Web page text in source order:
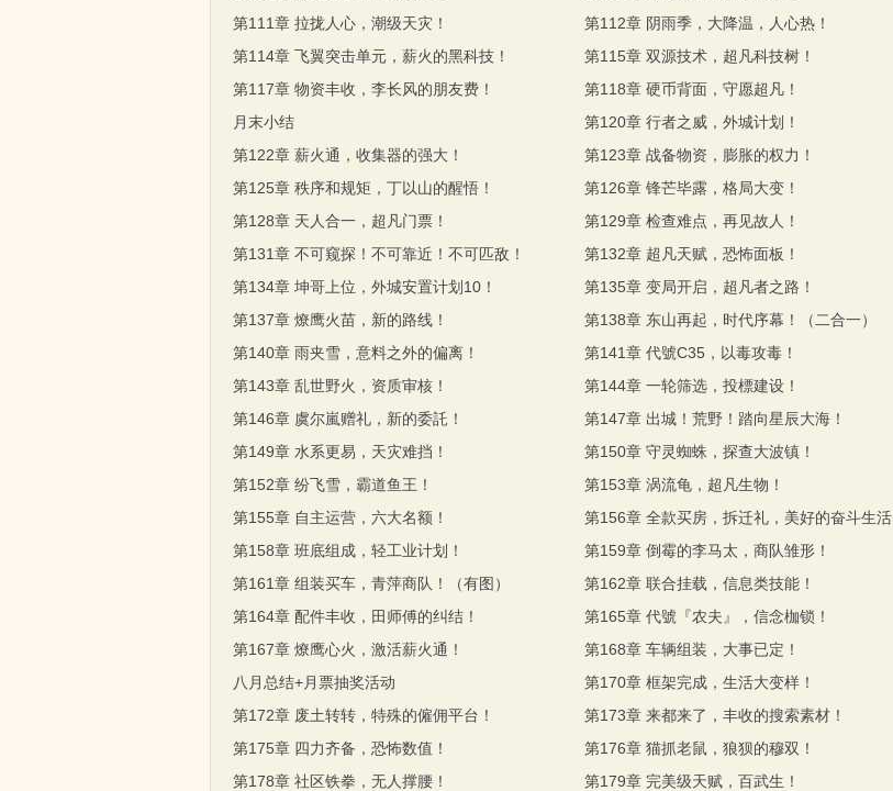
第112章 阴雨季，大降温，人心热！
第111章 拉拢人心，潮级天灾！
第115章 双源技术，超凡科技树！
第114章 飞翼突击单元，薪火的黑科技！
第118章 硬币背面，守愿超凡！
第117章 物资丰收，李长风的朋友费！
第120章 行者之威，外城计划！
月末小结
第123章 战备物资，膨胀的权力！
第122章 薪火通，收集器的强大！
第126章 锋芒毕露，格局大变！
第125章 秩序和规矩，丁以山的醒悟！
第129章 检查难点，再见故人！
第128章 天人合一，超凡门票！
第132章 超凡天赋，恐怖面板！
第131章 不可窥探！不可靠近！不可匹敌！
第135章 变局开启，超凡者之路！
第134章 坤哥上位，外城安置计划10！
第138章 东山再起，时代序幕！（二合一）
第137章 燎鹰火苗，新的路线！
第141章 代號C35，以毒攻毒！
第140章 雨夹雪，意料之外的偏离！
第144章 一轮筛选，投標建设！
第143章 乱世野火，资质审核！
第147章 出城！荒野！踏向星辰大海！
第146章 虞尔嵐赠礼，新的委託！
第150章 守灵蜘蛛，探查大波镇！
第149章 水系更易，天灾难挡！
第153章 涡流龟，超凡生物！
第152章 纷飞雪，霸道鱼王！
第156章 全款买房，拆迁礼，美好的奋斗生活
第155章 自主运营，六大名额！
第159章 倒霉的李马太，商队雏形！
第158章 班底组成，轻工业计划！
第162章 联合挂载，信息类技能！
第161章 组装买车，青萍商队！（有图）
第165章 代號『农夫』，信念枷锁！
第164章 配件丰收，田师傅的纠结！
第168章 车辆组装，大事已定！
第167章 燎鹰心火，激活薪火通！
第170章 框架完成，生活大变样！
八月总结+月票抽奖活动
第173章 来都来了，丰收的搜索素材！
第172章 废土转转，特殊的僱佣平台！
第176章 猫抓老鼠，狼狈的穆双！
第175章 四力齐备，恐怖数值！
第179章 完美级天赋，百武生！
第178章 社区铁拳，无人撑腰！